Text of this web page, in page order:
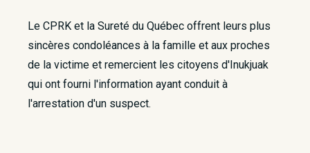
Le CPRK et la Sureté du Québec offrent leurs plus
sincères condoléances à la famille et aux proches
de la victime et remercient les citoyens d'Inukjuak
qui ont fourni l'information ayant conduit à
l'arrestation d'un suspect.